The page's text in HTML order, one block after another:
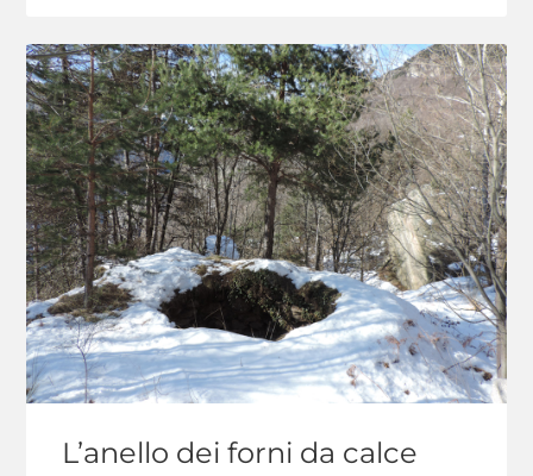
L’anello dei forni da calce